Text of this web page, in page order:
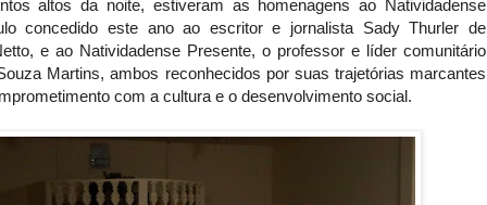
altos da noite, estiveram as homenagens ao Natividadense
concedido este ano ao escritor e jornalista Sady Thurler de
e ao Natividadense Presente, o professor e líder comunitário
Martins, ambos reconhecidos por suas trajetórias marcantes
com a cultura e o desenvolvimento social.